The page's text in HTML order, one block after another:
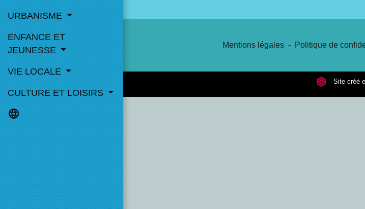
URBANISME
ENFANCE ET
JEUNESSE
VIE LOCALE
CULTURE ET LOISIRS
language
Mentions légales - Politique de
Site créé